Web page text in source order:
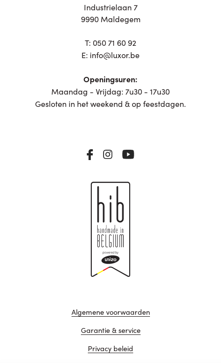
Industrielaan 7
9990 Maldegem
T: 050 71 60 92
E: info@luxor.be
Openingsuren:
Maandag - Vrijdag: 7u30 - 17u30
Gesloten in het weekend & op feestdagen.
Algemene voorwaarden
Garantie & service
Privacy beleid